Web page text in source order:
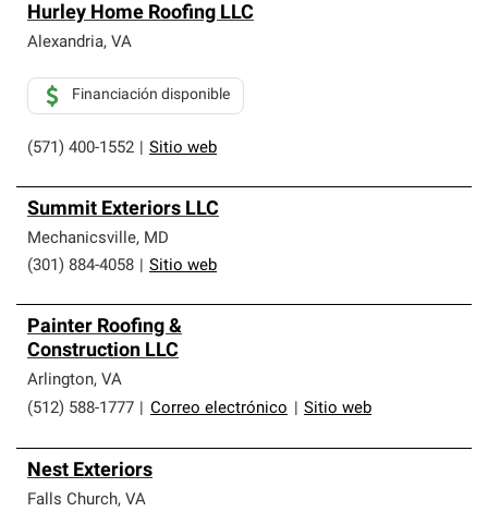
Hurley Home Roofing LLC
Alexandria, VA
(571) 400-1552 Sitio web
Financiación disponible
Summit Exteriors LLC
Mechanicsville, MD
(301) 884-4058
Sitio web
Painter Roofing &
Construction LLC
Arlington, VA
(512) 588-1777
Correo electrónico Sitio web
Nest Exteriors
Falls Church, VA